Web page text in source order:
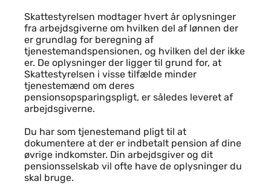
Skattestyrelsen modtager hvert år oplysninger
fra arbejdsgiverne om hvilken del af lønnen der
er grundlag for beregning af
tjenestemandspensionen, og hvilken del der ikke
er. De oplysninger der ligger til grund for, at
Skattestyrelsen i visse tilfælde minder
tjenestemænd om deres
pensionsopsparingspligt, er således leveret af
arbejdsgiverne.
Du har som tjenestemand pligt til at
dokumentere at der er indbetalt pension af dine
øvrige indkomster. Din arbejdsgiver og dit
pensionsselskab vil ofte have de oplysninger du
skal bruge.